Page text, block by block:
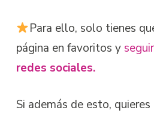
Para ello, solo tienes
página en favoritos y
redes sociales.
Si además de esto, quieres